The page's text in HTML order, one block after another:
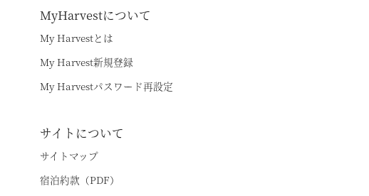
MyHarvestについて
My Harvestとは
My Harvest新規登録
My Harvestパスワード再設定
サイトについて
サイトマップ
宿泊約款（PDF）